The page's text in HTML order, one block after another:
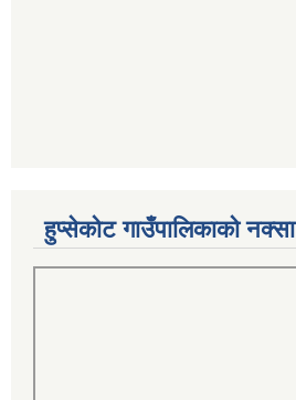
हुप्सेकोट गाउँपालिकाको नक्सा